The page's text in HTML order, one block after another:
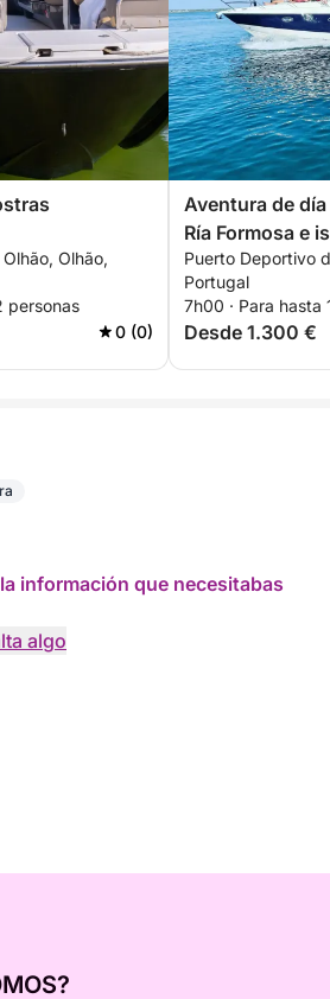
Olhão,
personas
0 (0)
Aventura de
Ría Formosa e
Puerto Deportivo
Portugal
7h00 · Para hasta
Desde 1.300 €
información que necesitabas
algo